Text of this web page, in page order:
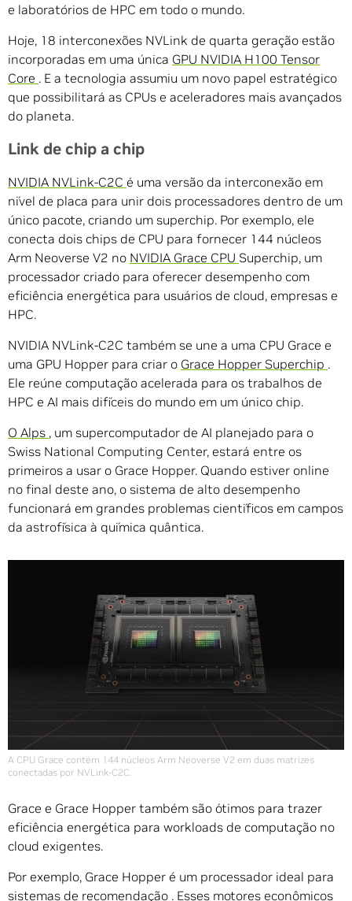
e laboratórios de HPC em todo o mundo.
Hoje, 18 interconexões NVLink de quarta geração estão
incorporadas em uma única GPU NVIDIA H100 Tensor
Core . E a tecnologia assumiu um novo papel estratégico
que possibilitará as CPUs e aceleradores mais avançados
do planeta.
Link de chip a chip
NVIDIA NVLink-C2C é uma versão da interconexão em
nível de placa para unir dois processadores dentro de um
único pacote, criando um superchip. Por exemplo, ele
conecta dois chips de CPU para fornecer 144 núcleos
Arm Neoverse V2 no NVIDIA Grace CPU Superchip, um
processador criado para oferecer desempenho com
eficiência energética para usuários de cloud, empresas e
HPC.
NVIDIA NVLink-C2C também se une a uma CPU Grace e
uma GPU Hopper para criar o Grace Hopper Superchip .
Ele reúne computação acelerada para os trabalhos de
HPC e AI mais difíceis do mundo em um único chip.
O Alps , um supercomputador de AI planejado para o
Swiss National Computing Center, estará entre os
primeiros a usar o Grace Hopper. Quando estiver online
no final deste ano, o sistema de alto desempenho
funcionará em grandes problemas científicos em campos
da astrofísica à química quântica.
A CPU Grace contém 144 núcleos Arm Neoverse V2 em duas matrizes
conectadas por NVLink-C2C.
Grace e Grace Hopper também são ótimos para trazer
eficiência energética para workloads de computação no
cloud exigentes.
Por exemplo, Grace Hopper é um processador ideal para
sistemas de recomendação . Esses motores econômicos